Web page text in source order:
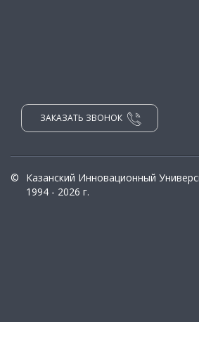
ЗАКАЗАТЬ ЗВОНОК
©
Казанский Инновационный
1994 - 2026 г.